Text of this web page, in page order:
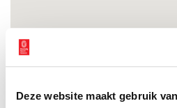
Deze website maakt gebruik